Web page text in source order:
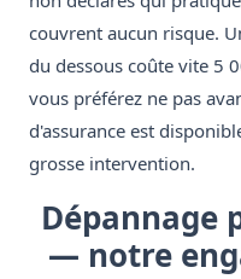
couvrent aucun risque.
du dessous coûte vite 5
vous préférez ne pas
d'assurance est
grosse intervention.
Dépannage
— notre